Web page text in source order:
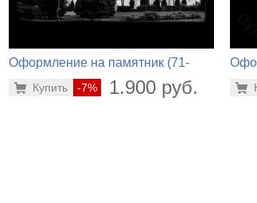
Оформление на памятник (71-
-7% 1.900 руб.
Купить